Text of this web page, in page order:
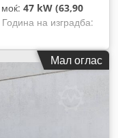
47 kW (63,90
Година на изградба:
Мал оглас